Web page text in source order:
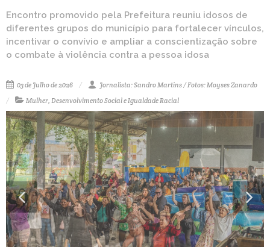
Encontro promovido pela Prefeitura reuniu idosos de
diferentes grupos do município para fortalecer vínculos,
incentivar o convívio e ampliar a conscientização sobre
o combate à violência contra a pessoa idosa
03 de Julho de 2026
Jornalista: Sandro Martins / Fotos: Moyses Zanardo
Mulher, Desenvolvimento Social e Igualdade Racial